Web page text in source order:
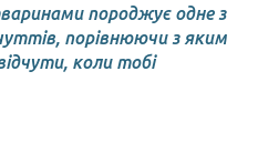
породжує одне з
порівнюючи з яким
коли тобі